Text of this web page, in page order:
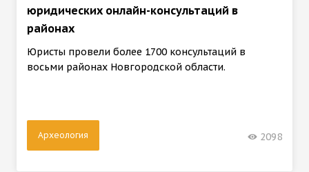
юридических онлайн-консультаций в
районах
Юристы провели более 1700 консультаций в
восьми районах Новгородской области.
Археология 2098